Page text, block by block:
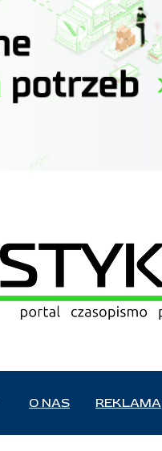
O NAS REKLAMA